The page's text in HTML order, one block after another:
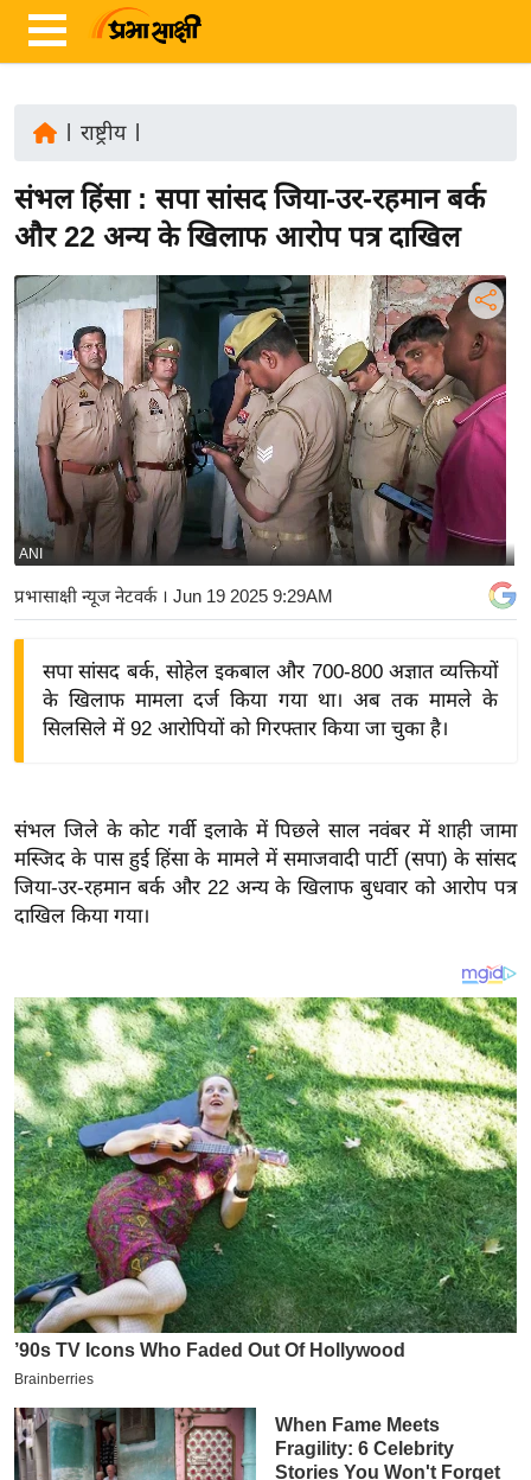
ज़ा
ख
र
रा
ष्ट्री
अं
त
र्रा
ष्ट्री
य
बि
ज़
ग
त
वि
ज्ञ
रा
य
ब
ज
ट
खे
ल
क्रि
के
ट
I
P
L
2
राष्ट्रीय|
संभल हिंसा : सपा सांसद जिया-उर-रहमान बर्क
और 22 अन्य के खिलाफ आरोप पत्र दाखिल
ANI
प्रभासाक्षी न्यूज नेटवर्क। Jun 19 2025 9:29AM
सपा सांसद बर्क, सोहेल इकबाल और 700-800 अज्ञात व्यक्तियों
के खिलाफ मामला दर्ज किया गया था। अब तक मामले के
सिलसिले में 92 आरोपियों को गिरफ्तार किया जा चुका है।
संभल जिले के कोट गर्वी इलाके में पिछले साल नवंबर में शाही जामा
मस्जिद के पास हुई हिंसा के मामले में समाजवादी पार्टी (सपा) के सांसद
जिया-उर-रहमान बर्क और 22 अन्य के खिलाफ बुधवार को आरोप पत्र
दाखिल किया गया।